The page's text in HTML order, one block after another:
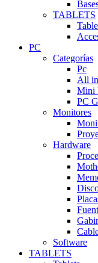
TABLETS
PC
Categorías
Pc
All
Mini
PC
Monitores
Hardware
Software
TABLETS